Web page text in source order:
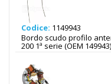
Codice: 1149943
Bordo scudo profilo
200 1ª serie (OEM 149943)